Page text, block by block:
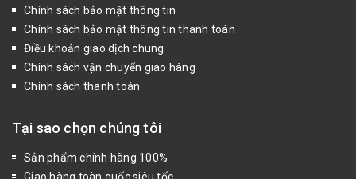
Chính sách bảo mật thông tin
Chính sách bảo mật thông tin thanh toán
Điều khoản giao dịch chung
Chính sách vận chuyển giao hàng
Chính sách thanh toán
Tại sao chọn chúng tôi
Sản phẩm chính hãng 100%